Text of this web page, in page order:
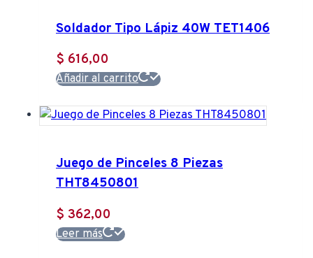
Soldador Tipo Lápiz 40W TET1406
$ 616,00
Añadir al carrito
Juego de Pinceles 8 Piezas
THT8450801
$ 362,00
Leer más